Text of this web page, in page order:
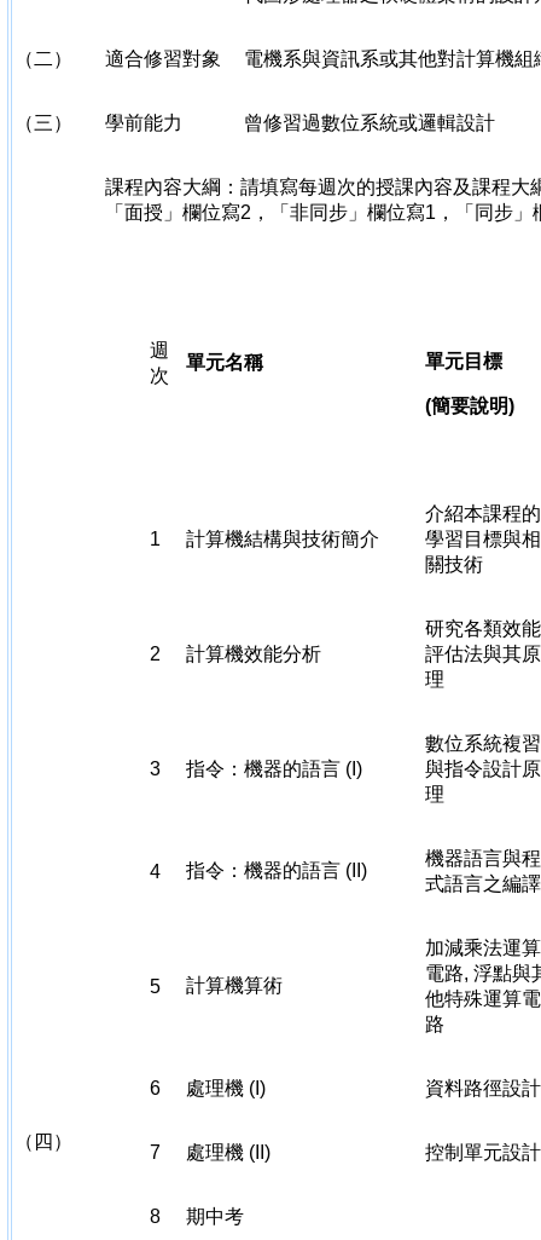
（二） 適合修習對象 電機系與資訊系或其他對計算機
（三） 學前能力 曾修習過數位系統或邏輯設計
（四）
課程內容大綱：請填寫每週次的授課內容及課程
「面授」欄位寫2，「非同步」欄位寫1，「同步」
週
次
單元名稱 單元目標
(簡要說明)
1 計算機結構與技術簡介
介紹本課程的
學習目標與相
關技術
2 計算機效能分析
研究各類效能
評估法與其原
理
3 指令：機器的語言 (I)
數位系統複習
與指令設計原
理
4 指令：機器的語言 (II)
機器語言與程
式語言之編譯
5 計算機算術
加減乘法運算
電路, 浮點與
他特殊運算電
路
6 處理機 (I) 資料路徑設計
7 處理機 (II) 控制單元設計
8 期中考